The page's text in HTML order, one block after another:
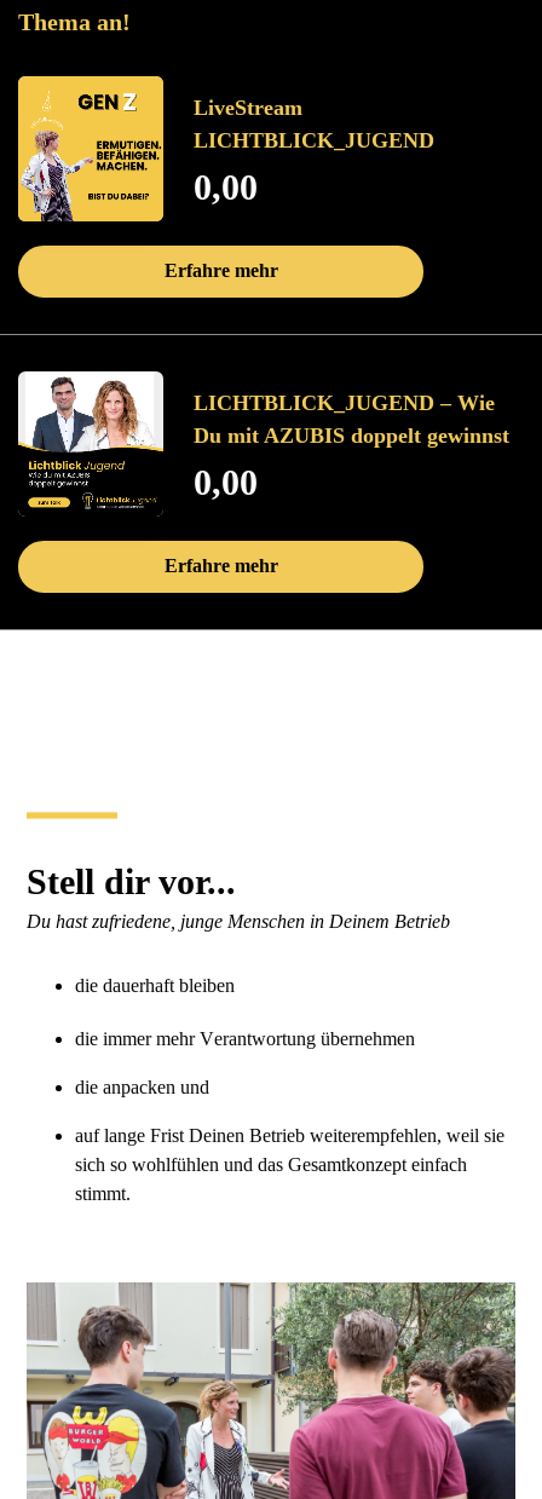
Thema an!
LiveStream
LICHTBLICK_JUGEND
0,00
Erfahre mehr
LICHTBLICK_JUGEND – Wie
Du mit AZUBIS doppelt gewinnst
0,00
Erfahre mehr
Stell dir vor...
Du hast zufriedene, junge Menschen in Deinem Betrieb
die dauerhaft bleiben
die immer mehr Verantwortung übernehmen
die anpacken und
auf lange Frist Deinen Betrieb weiterempfehlen, weil sie
sich so wohlfühlen und das Gesamtkonzept einfach
stimmt.